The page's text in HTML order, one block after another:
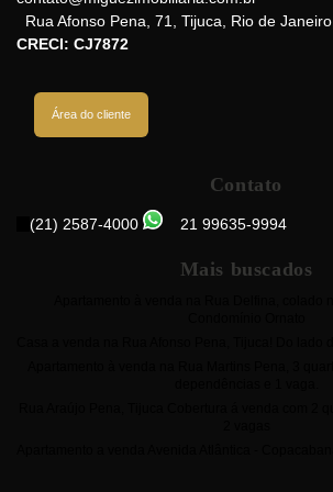
Rua Afonso Pena 71 Tijuca Rio de Janeiro
CRECI: CJ7872
Área do cliente
Contato
(21) 2587-4000 21 99635-9994
Mais buscados